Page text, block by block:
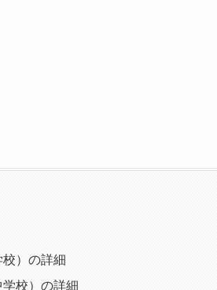
）の詳細
校）の詳細